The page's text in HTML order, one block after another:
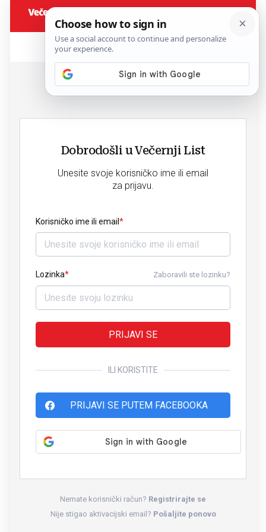
Dobrodošli u Večernji List
Unesite svoje korisničko ime ili email
za prijavu.
Korisničko ime ili email
Lozinka Zaboravili ste lozinku?
PRIJAVI SE
ILI KORISTITE
PRIJAVI SE PUTEM FACEBOOKA
Nemate korisnički račun? Registrirajte se
Nije stigao aktivacijski email? Pošaljite ponovo